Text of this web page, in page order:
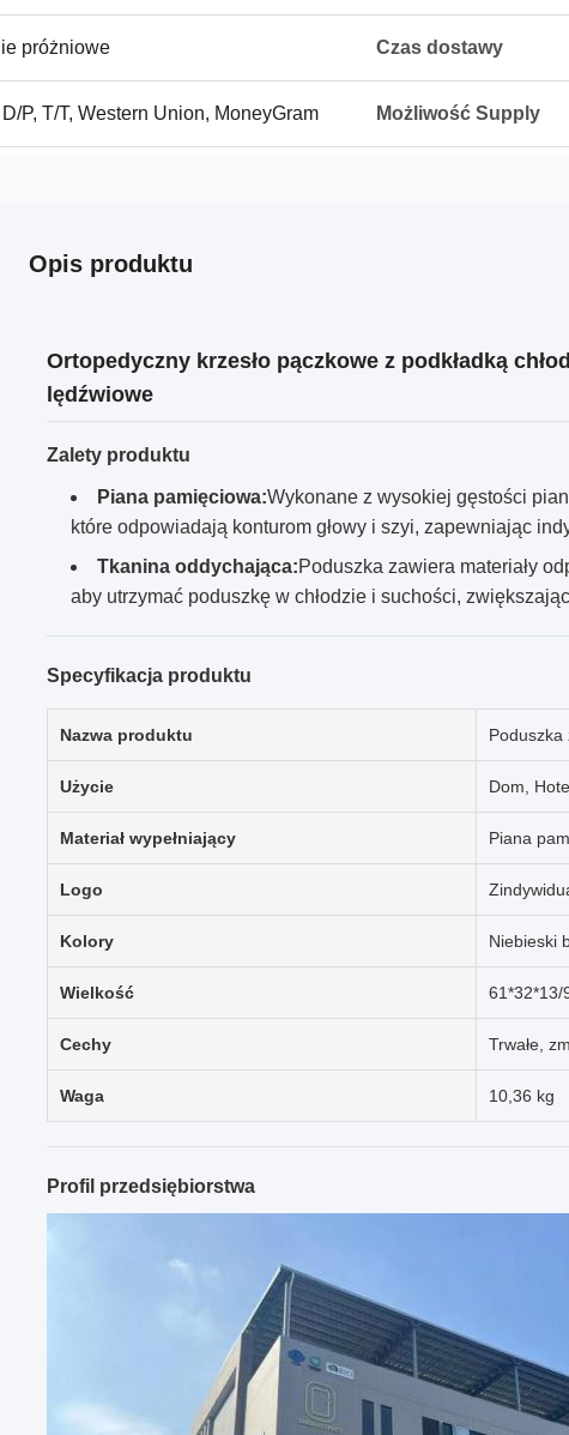
próżniowe Czas dostawy
P, T/T, Western Union, MoneyGram Możliwość Supply
Opis produktu
Ortopedyczny krzesło pączkowe z podkładką
lędźwiowe
Zalety produktu
Piana pamięciowa:Wykonane z wysokiej gęstości
które odpowiadają konturom głowy i szyi, zapewniając
Tkanina oddychająca:Poduszka zawiera materiały
aby utrzymać poduszkę w chłodzie i suchości,
Specyfikacja produktu
Nazwa produktu Poduszka
Użycie Dom,
Materiał wypełniający Piana
Logo
Kolory Niebieski
Wielkość 61*32*13/
Cechy Trwałe,
Waga 10,36 kg
Profil przedsiębiorstwa